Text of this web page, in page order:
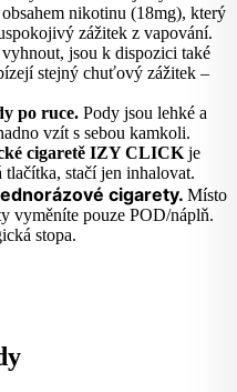
nikotinu (18mg), který
zážitek z vapování.
jsou k dispozici také
stejný chuťový zážitek –
po ruce. Pody jsou lehké a
vzít s sebou kamkoli.
cigaretě IZY CLICK je
stačí jen inhalovat.
cigarety. Místo
vyměníte pouze POD/náplň.
stopa.